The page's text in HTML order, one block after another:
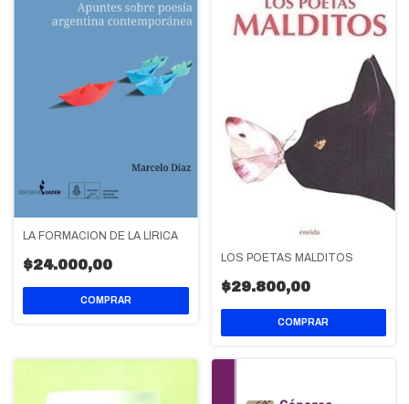
LA FORMACIÓN DE LA LÍRICA
$24.000,00 LOS POETAS MALDITOS
$29.800,00